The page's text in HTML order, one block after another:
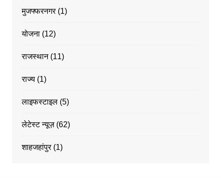
मुजफ्फरनगर(1)
योजना(12)
राजस्थान(11)
राज्य(1)
लाइफस्टाइल(5)
लेटेस्ट न्यूज़(62)
शाहजहांपुर(1)